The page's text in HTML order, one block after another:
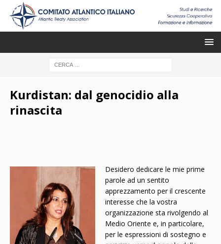
Kurdistan: dal genocidio alla
rinascita
Desidero dedicare le mie prime
parole ad un sentito
apprezzamento per il crescente
interesse che la vostra
organizzazione sta rivolgendo al
Medio Oriente e, in particolare,
per le espressioni di sostegno e